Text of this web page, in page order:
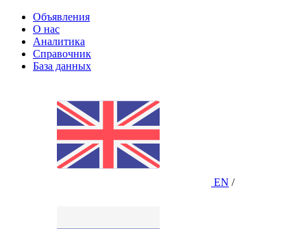
Объявления
О нас
Аналитика
Справочник
База данных
EN /